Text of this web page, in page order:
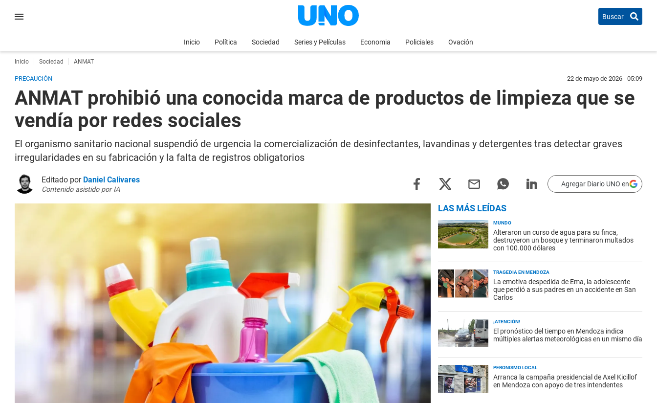
Buscar
Inicio Política Sociedad Series y Películas Economia Policiales Ovación
Inicio Sociedad ANMAT
PRECAUCIÓN 22 de mayo de 2026 - 05:09
ANMAT prohibió una conocida marca de productos de limpieza que se
vendía por redes sociales
El organismo sanitario nacional suspendió de urgencia la comercialización de desinfectantes, lavandinas y detergentes tras detectar graves
irregularidades en su fabricación y la falta de registros obligatorios
Editado por Daniel Calivares
Contenido asistido por IA
Agregar Diario UNO en
LAS MÁS LEÍDAS
MUNDO
Alteraron un curso de agua para su finca,
destruyeron un bosque y terminaron multados
con 100.000 dólares
TRAGEDIA EN MENDOZA
La emotiva despedida de Ema, la adolescente
que perdió a sus padres en un accidente en San
Carlos
¡ATENCIÓN!
El pronóstico del tiempo en Mendoza indica
múltiples alertas meteorológicas en un mismo día
PERONISMO LOCAL
Arranca la campaña presidencial de Axel Kicillof
en Mendoza con apoyo de tres intendentes